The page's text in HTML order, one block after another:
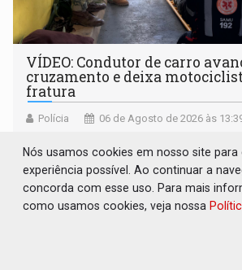
VÍDEO: Condutor de carro
cruzamento e deixa
fratura
Polícia 06 de Agosto de 2026 às
Especiais) da Polícia Militar que
os primeiros socorros
Nós usamos cookies em nosso site
experiência possível. Ao continuar a
concorda com esse uso. Para mais
como usamos cookies, veja nossa